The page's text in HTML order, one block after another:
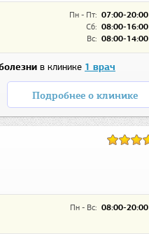
Пн - Пт: 07:00-20:00
Сб: 08:00-16:00
Вс: 08:00-14:00
в клинике 1 врач
Подробнее о клинике
Пн - Вс: 08:00-20:00